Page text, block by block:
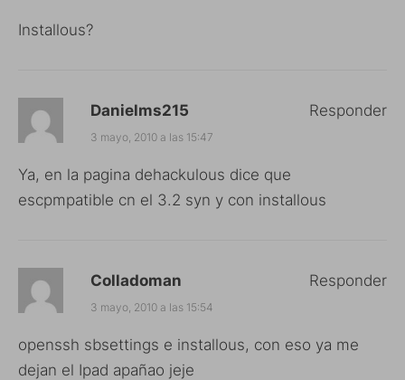
Installous?
Danielms215
3 mayo, 2010 a las 15:47
Ya, en la pagina dehackulous dice que
escpmpatible cn el 3.2 syn y con installous
Responder
Colladoman
3 mayo, 2010 a las 15:54
openssh sbsettings e installous, con eso ya me
dejan el Ipad apañao jeje
Responder